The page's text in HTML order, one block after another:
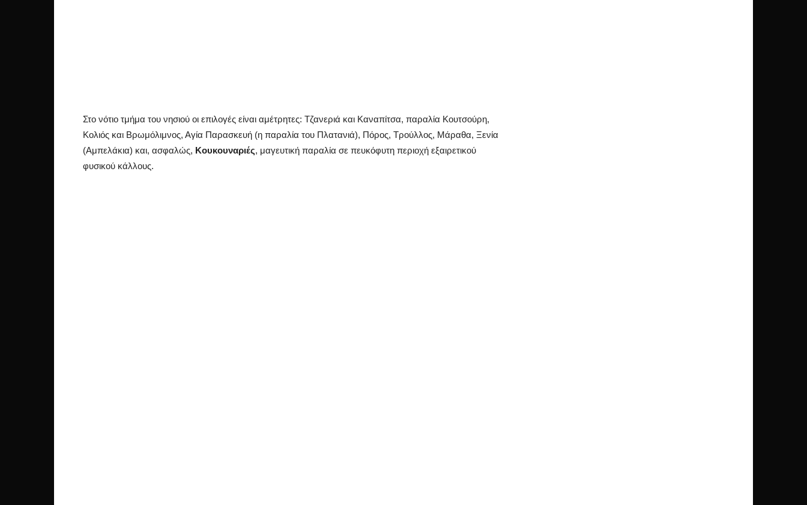
Στο νότιο τμήμα του νησιού οι επιλογές είναι αμέτρητες: Τζανεριά και Καναπίτσα, παραλία Κουτσούρη,
Κολιός και Βρωμόλιμνος, Αγία Παρασκευή (η παραλία του Πλατανιά), Πόρος, Τρούλλος, Μάραθα, Ξενία
(Αμπελάκια) και, ασφαλώς, Κουκουναριές, μαγευτική παραλία σε πευκόφυτη περιοχή εξαιρετικού
φυσικού κάλλους.